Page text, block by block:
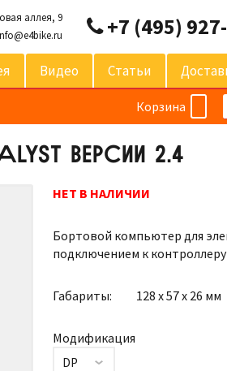
аллея, 9
+7 (495)
Видео Статьи
Корзина
ВЕРСИИ 2.4
НЕТ В НАЛИЧИИ
Бортовой компьютер для
подключением к контроллеру
Габариты: 128 х 57 х 26 мм
Модификация
DP